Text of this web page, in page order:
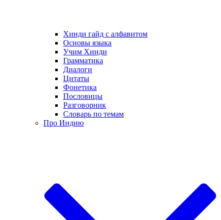
Хинди гайд с алфавитом
Основы языка
Учим Хинди
Грамматика
Диалоги
Цитаты
Фонетика
Пословицы
Разговорник
Словарь по темам
Про Индию